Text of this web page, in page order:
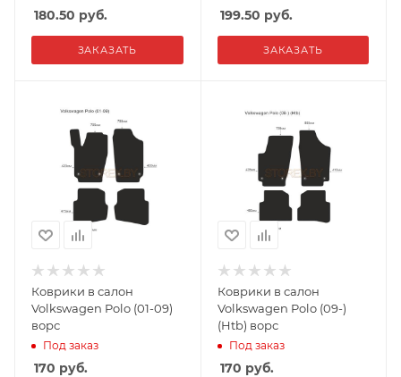
180.50 руб.
ЗАКАЗАТЬ
199.50 руб.
ЗАКАЗАТЬ
Коврики в салон
Volkswagen Polo (01-09)
ворс
Под заказ
170 руб.
Коврики в салон
Volkswagen Polo (09-)
(Htb) ворс
Под заказ
170 руб.